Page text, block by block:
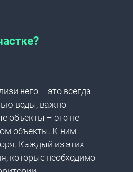
него – это всегда
воды, важно
объекты – это не
объекты. К ним
Каждый из этих
которые необходимо